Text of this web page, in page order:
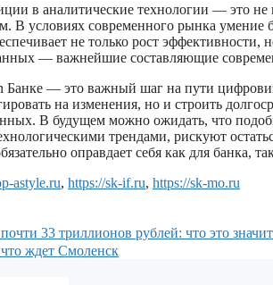
в аналитические технологии — это не
В условиях современного рынка
не только рост эффективности,
— важнейшие составляющие
Банке — это важный шаг на пути
на изменения, но и строить
В будущем можно ожидать, что
трендами, рискуют
оправдает себя как для банка,
astyle.ru, https://sk-if.ru, https://sk-mo.ru
33 триллионов рублей: что это
ждет Смоленск